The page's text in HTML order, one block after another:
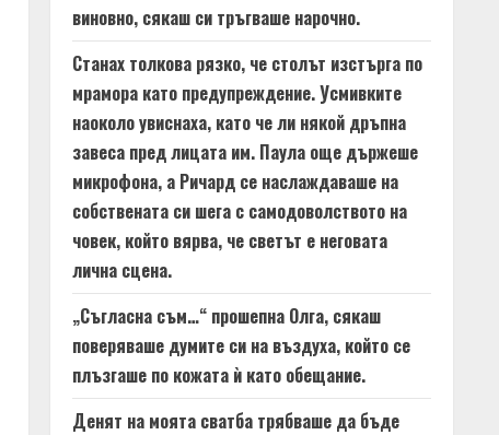
виновно, сякаш си тръгваше нарочно.
Станах толкова рязко, че столът изстърга по
мрамора като предупреждение. Усмивките
наоколо увиснаха, като че ли някой дръпна
завеса пред лицата им. Паула още държеше
микрофона, а Ричард се наслаждаваше на
собствената си шега с самодоволството на
човек, който вярва, че светът е неговата
лична сцена.
„Съгласна съм…“ прошепна Олга, сякаш
поверяваше думите си на въздуха, който се
плъзгаше по кожата ѝ като обещание.
Денят на моята сватба трябваше да бъде